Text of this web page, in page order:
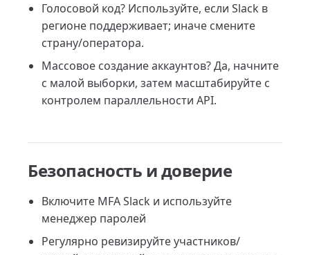
Голосовой код? Используйте, если Slack в
регионе поддерживает; иначе смените
страну/оператора.
Массовое создание аккаунтов? Да, начните
с малой выборки, затем масштабируйте с
контролем параллельности API.
Безопасность и доверие
Включите MFA Slack и используйте
менеджер паролей
Регулярно ревизируйте участников/